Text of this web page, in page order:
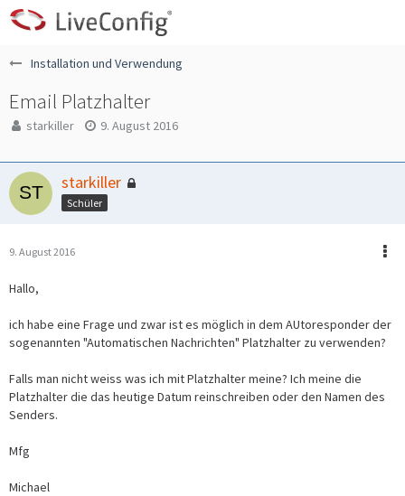
Installation und Verwendung
Email Platzhalter
starkiller 9. August 2016
starkiller
Schüler
9. August 2016
Hallo,
ich habe eine Frage und zwar ist es möglich in dem AUtoresponder der
sogenannten "Automatischen Nachrichten" Platzhalter zu verwenden?
Falls man nicht weiss was ich mit Platzhalter meine? Ich meine die
Platzhalter die das heutige Datum reinschreiben oder den Namen des
Senders.
Mfg
Michael